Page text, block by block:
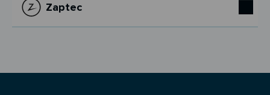
Zaptec